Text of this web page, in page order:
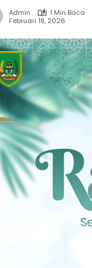
Admin
1 Min Baca
Februari 18, 2026